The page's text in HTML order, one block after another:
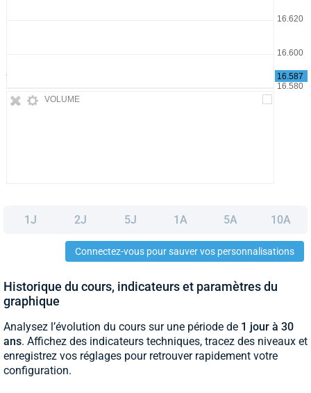
VOLUME
1J 2J 5J 1A 5A 10A
Connectez-vous pour sauver vos personnalisations
Historique du cours, indicateurs et paramètres du
graphique
Analysez l’évolution du cours sur une période de 1 jour à 30
ans. Affichez des indicateurs techniques, tracez des niveaux et
enregistrez vos réglages pour retrouver rapidement votre
configuration.